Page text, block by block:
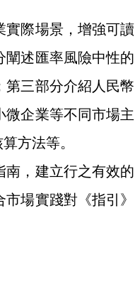
實際場景，增強可讀
闡述匯率風險中性的
第三部分介紹人民幣
微企業等不同市場主
方法等。
， 建立行之有效的
市場實踐對《指引》